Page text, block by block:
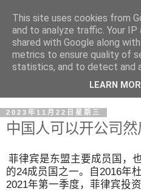
2023年11月22日星期三
中国人可以开公司然
菲律宾是东盟主要成员国，
的24成员国之一。自2016年
2021年第一季度，菲律宾投
This site uses cookies from
and to analyze traffic. Your
shared with Google along
metrics to ensure quality of
statistics, and to detect and
LEARN